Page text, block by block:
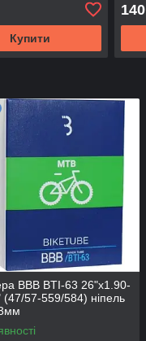
Купити
140
BBB BTI-63 26"x1.90-
(47/57-559/584) ніпель